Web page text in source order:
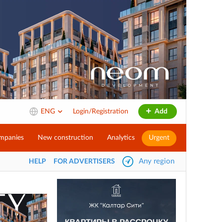
ENG Login/Registration Add
New construction Analytics Urgent
HELP FOR ADVERTISERS Any region